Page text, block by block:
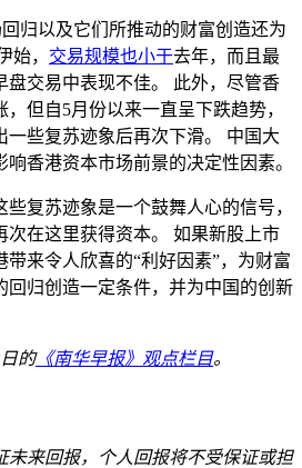
归以及它们所推动的财富创造还为
始， 交易规模也小于去年，而且最
盘交易中表现不佳。 此外，尽管香
但自5月份以来一直呈下跌趋势，
一些复苏迹象后再次下滑。 中国大
香港资本市场前景的决定性因素。
复苏迹象是一个鼓舞人心的信号，
次在这里获得资本。 如果新股上市
来令人欣喜的“利好因素”，为财富
回归创造一定条件，并为中国的创新
的《南华早报》观点栏目。
未来回报，个人回报将不受保证或担